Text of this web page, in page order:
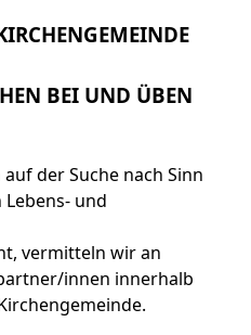
BEI UND ÜBEN
der Suche nach Sinn
und
vermitteln wir an
innen innerhalb